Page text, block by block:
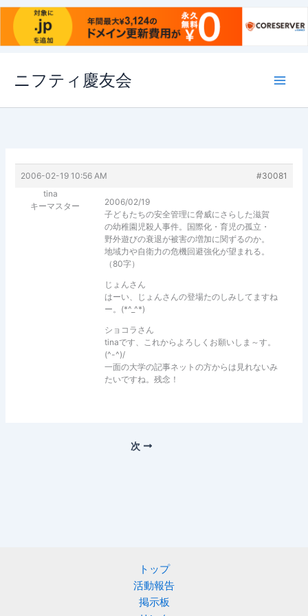
ス
ニフティ慶友会
2006-02-19 10:56 AM
#30081
tina
キーマスター
2006/02/19
子どもたちの安全管理に脅威にさらした滋賀
の幼稚園児殺人事件。国際化・育児の孤立・
野外遊びの衰退が被害の増加に関ずるのか。
地域力や自衛力の危機回避強化が望まれる。
（80字）
じょんさん
はーい、じょんさんの登場たのしみしてますね
ー。(*^_^*)
ショコラさん
tinaです、これからよろしくお願いしま～す。
(^-^)/
一面の大学の記事ネットの方からは見れないみ
たいですね。残念！
次
トップ
活動報告
掲示板